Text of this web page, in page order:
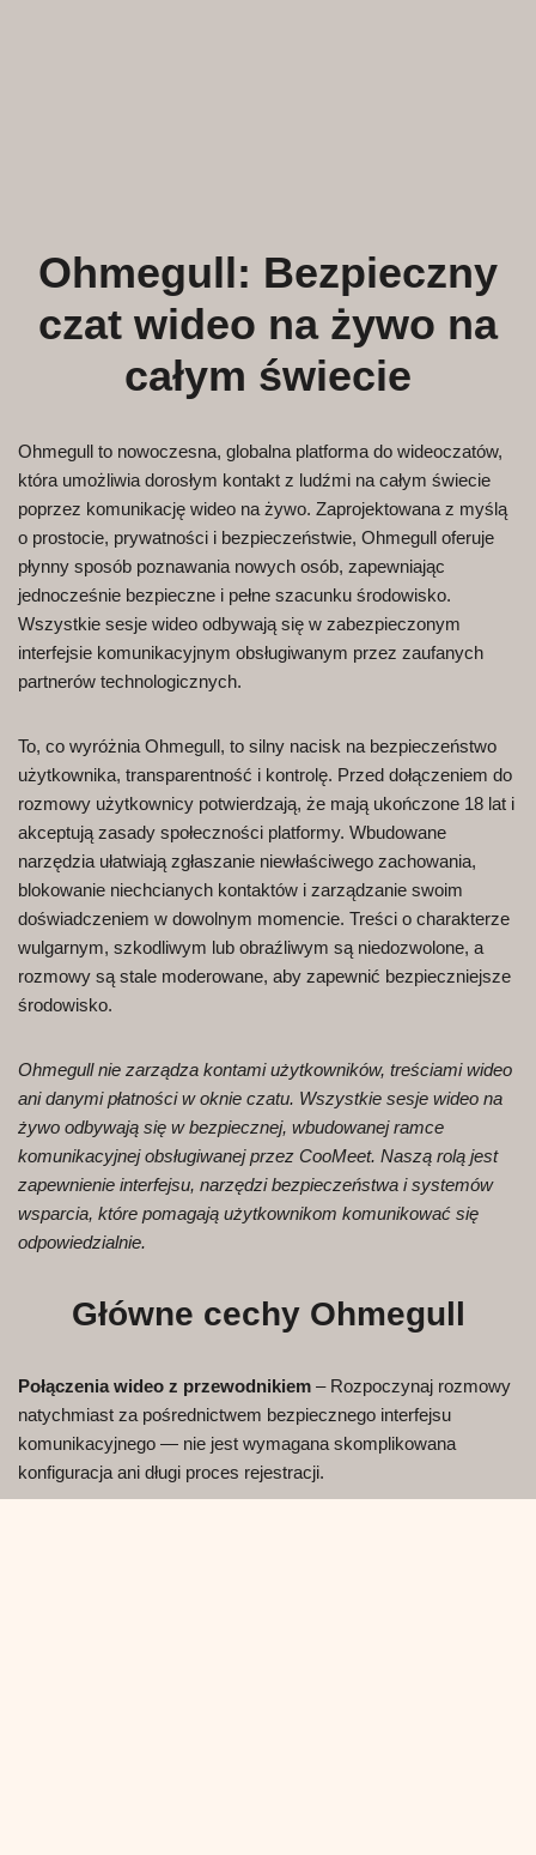
Ohmegull: Bezpieczny
czat wideo na żywo na
całym świecie
Ohmegull to nowoczesna, globalna platforma do wideoczatów,
która umożliwia dorosłym kontakt z ludźmi na całym świecie
poprzez komunikację wideo na żywo. Zaprojektowana z myślą
o prostocie, prywatności i bezpieczeństwie, Ohmegull oferuje
płynny sposób poznawania nowych osób, zapewniając
jednocześnie bezpieczne i pełne szacunku środowisko.
Wszystkie sesje wideo odbywają się w zabezpieczonym
interfejsie komunikacyjnym obsługiwanym przez zaufanych
partnerów technologicznych.
To, co wyróżnia Ohmegull, to silny nacisk na bezpieczeństwo
użytkownika, transparentność i kontrolę. Przed dołączeniem do
rozmowy użytkownicy potwierdzają, że mają ukończone 18 lat i
akceptują zasady społeczności platformy. Wbudowane
narzędzia ułatwiają zgłaszanie niewłaściwego zachowania,
blokowanie niechcianych kontaktów i zarządzanie swoim
doświadczeniem w dowolnym momencie. Treści o charakterze
wulgarnym, szkodliwym lub obraźliwym są niedozwolone, a
rozmowy są stale moderowane, aby zapewnić bezpieczniejsze
środowisko.
Ohmegull nie zarządza kontami użytkowników, treściami wideo
ani danymi płatności w oknie czatu. Wszystkie sesje wideo na
żywo odbywają się w bezpiecznej, wbudowanej ramce
komunikacyjnej obsługiwanej przez CooMeet. Naszą rolą jest
zapewnienie interfejsu, narzędzi bezpieczeństwa i systemów
wsparcia, które pomagają użytkownikom komunikować się
odpowiedzialnie.
Główne cechy Ohmegull
Połączenia wideo z przewodnikiem – Rozpoczynaj rozmowy
natychmiast za pośrednictwem bezpiecznego interfejsu
komunikacyjnego — nie jest wymagana skomplikowana
konfiguracja ani długi proces rejestracji.